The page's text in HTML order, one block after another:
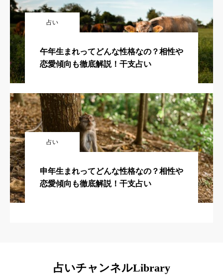
占い
午年生まれってどんな性格なの？相性や
恋愛傾向も徹底解説！干支占い
占い
申年生まれってどんな性格なの？相性や
恋愛傾向も徹底解説！干支占い
占いチャンネルLibrary